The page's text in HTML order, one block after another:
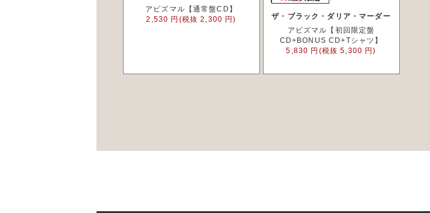
アビズマル【通常盤CD】
2,530 円(税抜 2,300 円)
ザ・ブラック・ダリア・マーダー
アビズマル【初回限定盤
CD+BONUS CD+Tシャツ】
5,830 円(税抜 5,300 円)